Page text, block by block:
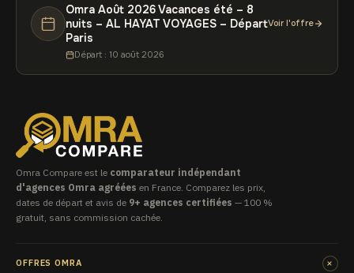
Omra Août 2026 Vacances été – 8
nuits – AL HAYAT VOYAGES – Départ
Paris
Départ : 10 août 2026
Voir l'offre
Omra Compare est le comparateur indépendant
d'agences Omra agréées en France. Comparez les prix,
dates de départ et avis de 9+ agences certifiées — 100 %
gratuit, sans commission cachée.
OFFRES OMRA +